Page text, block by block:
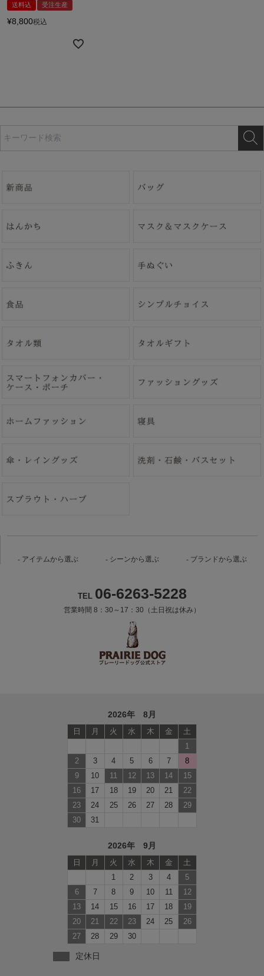
送料込 受注生産
¥8,800税込
アイテムから選ぶ シーンから選ぶ ブランドから選ぶ
TEL 06-6263-5228
営業時間 8：30～17：30（土日祝は休み）
2026年 8月
日 月 火 水 木 金
土
1
2
3 4 5 6 7
8
9
10 11 12 13 14
15
16
17 18 19 20 21
22
23
24 25 26 27 28
29
30
31
2026年 9月
日 月 火 水 木 金
土
1
2 3 4
5
6
7 8 9 10 11
12
13
14 15 16 17 18
19
20
21 22 23 24 25
26
27
28 29 30
定休日